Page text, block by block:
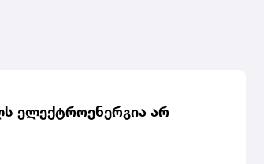
ელექტროენერგია არ